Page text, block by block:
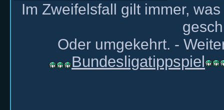
Im Zweifelsfall gilt immer,
Oder umgekehrt. -
Bundesligatippspiel